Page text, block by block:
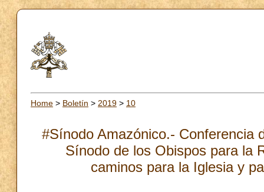
Home > Boletín > 2019 > 10
#Sínodo Amazónico.- Conferencia
Sínodo de los Obispos para la
caminos para la Iglesia y